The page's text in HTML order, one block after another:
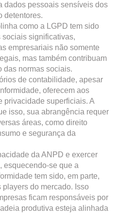
dados pessoais sensíveis dos
detentores.
como a LGPD tem sido
significativas,
empresariais não somente
mas também contribuam
das normas sociais.
de contabilidade, apesar
oferecem aos
privacidade superficiais. A
isso, sua abrangência requer
áreas, como direito
e segurança da
da ANPD e exercer
esquecendo-se que a
tem sido, em parte,
do mercado. Isso
ficam responsáveis por
produtiva esteja alinhada